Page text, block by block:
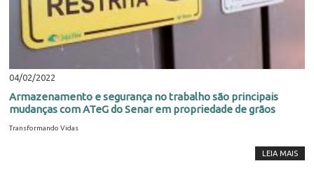
04/02/2022
Armazenamento e segurança no trabalho são principais
mudanças com ATeG do Senar em propriedade de grãos
Transformando Vidas
LEIA MAIS